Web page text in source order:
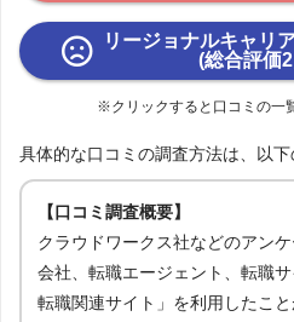
リージョナルキャリ
(総合評価
※クリックすると口コミの一
具体的な口コミの調査方法は、以下
【口コミ調査概要】
クラウドワークス社などのアン
会社、転職エージェント、転職
転職関連サイト」を利用したこ